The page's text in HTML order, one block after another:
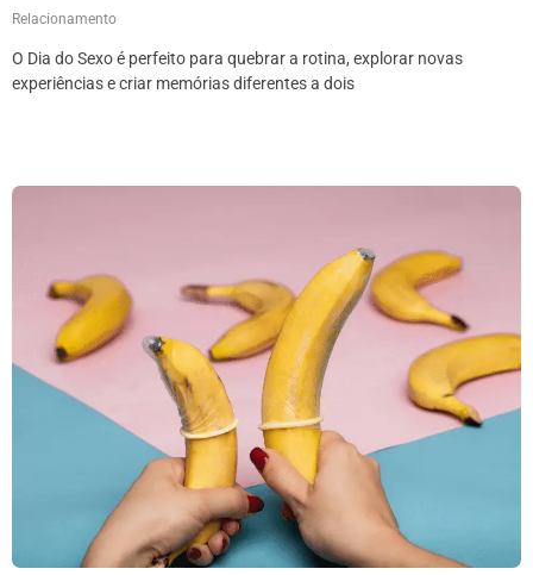
Relacionamento
O Dia do Sexo é perfeito para quebrar a rotina, explorar novas
experiências e criar memórias diferentes a dois